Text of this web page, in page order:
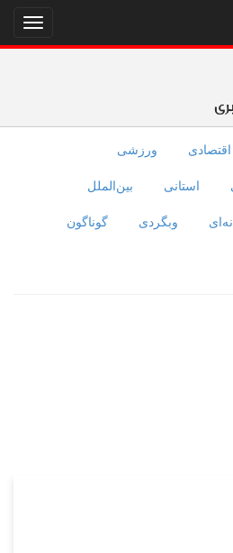
نمایش
منو
اقتصادی ورزشی
استانی بین‌الملل
وبگردی گوناگون